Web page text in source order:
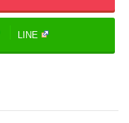
LINE